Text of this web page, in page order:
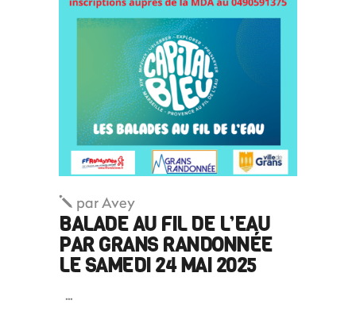
parAvey
BALADE AU FIL DE L’EAU
PAR GRANS RANDONNÉE
LE SAMEDI 24 MAI 2025